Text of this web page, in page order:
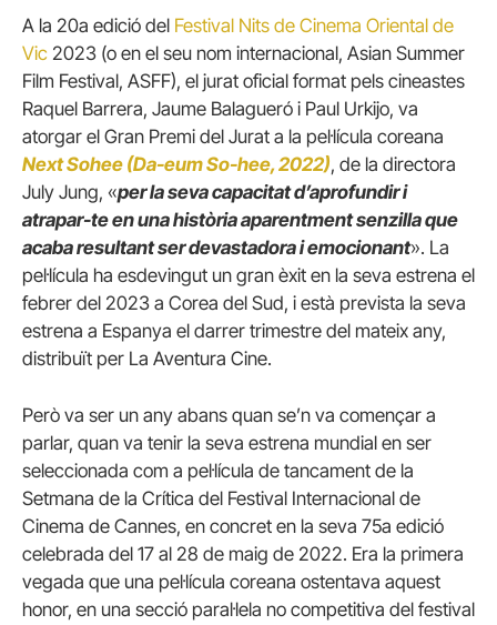
A la 20a edició del Festival Nits de Cinema Oriental de
Vic 2023 (o en el seu nom internacional, Asian Summer
Film Festival, ASFF), el jurat oficial format pels cineastes
Raquel Barrera, Jaume Balagueró i Paul Urkijo, va
atorgar el Gran Premi del Jurat a la pel·lícula coreana
Next Sohee (Da-eum So-hee, 2022), de la directora
July Jung, «per la seva capacitat d’aprofundir i
atrapar-te en una història aparentment senzilla que
acaba resultant ser devastadora i emocionant». La
pel·lícula ha esdevingut un gran èxit en la seva estrena el
febrer del 2023 a Corea del Sud, i està prevista la seva
estrena a Espanya el darrer trimestre del mateix any,
distribuït per La Aventura Cine.
Però va ser un any abans quan se’n va començar a
parlar, quan va tenir la seva estrena mundial en ser
seleccionada com a pel·lícula de tancament de la
Setmana de la Crítica del Festival Internacional de
Cinema de Cannes, en concret en la seva 75a edició
celebrada del 17 al 28 de maig de 2022. Era la primera
vegada que una pel·lícula coreana ostentava aquest
honor, en una secció paral·lela no competitiva del festival